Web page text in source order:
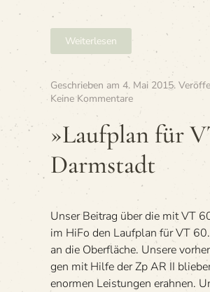
Weiterlesen
Geschrieben am 4. Mai 2015.
Keine Kommentarezu
plan
für
VT
60.5
des
Bw
Darmstadt
»Lauf­plan für
Darmstadt
Unser Bei­trag über die mit VT
im HiFo den Lauf­plan für VT
an die Ober­flä­che. Unsere
gen mit Hilfe der Zp AR II
enor­men Leis­tun­gen erahnen.